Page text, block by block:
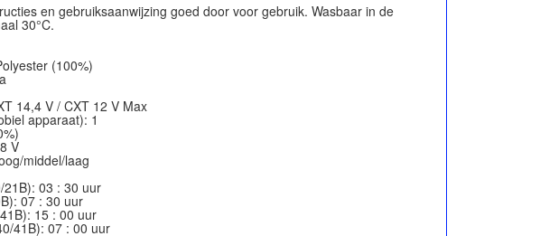
en gebruiksaanwijzing goed door voor gebruik. Wasbaar in de
30°C.
(100%)
14,4 V / CXT 12 V Max
apparaat): 1
V
middel/laag
03 : 30 uur
07 : 30 uur
15 : 00 uur
41B): 07 : 00 uur